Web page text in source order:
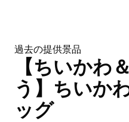
過去の提供景品
【ちいかわ
う】ちいか
ッグ